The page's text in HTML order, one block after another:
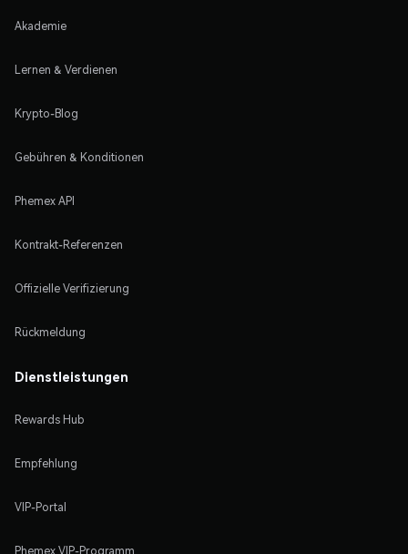
Akademie
Lernen & Verdienen
Krypto-Blog
Gebühren & Konditionen
Phemex API
Kontrakt-Referenzen
Offizielle Verifizierung
Rückmeldung
Dienstleistungen
Rewards Hub
Empfehlung
VIP-Portal
Phemex VIP-Programm